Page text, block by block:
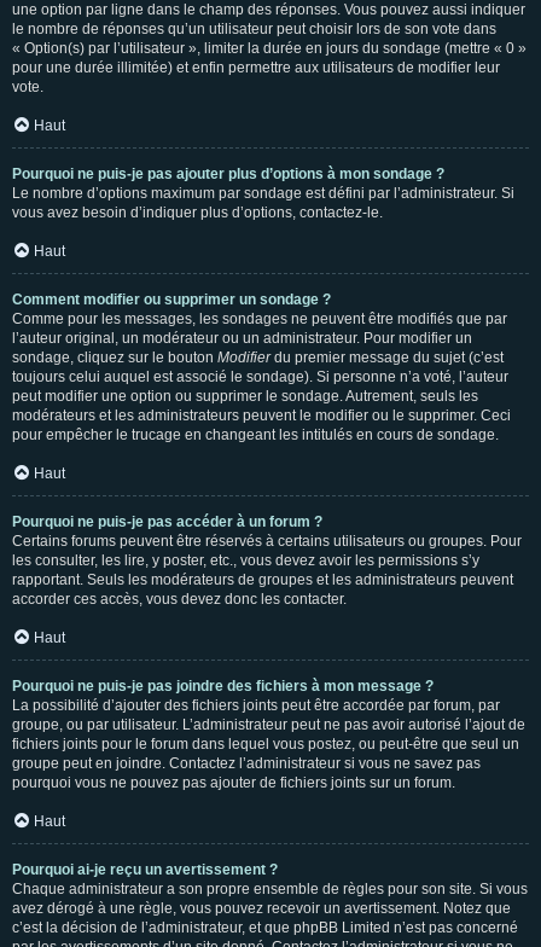
une option par ligne dans le champ des réponses. Vous pouvez aussi indiquer
le nombre de réponses qu’un utilisateur peut choisir lors de son vote dans
« Option(s) par l’utilisateur », limiter la durée en jours du sondage (mettre « 0 »
pour une durée illimitée) et enfin permettre aux utilisateurs de modifier leur
vote.
Haut
Pourquoi ne puis-je pas ajouter plus d’options à mon sondage ?
Le nombre d’options maximum par sondage est défini par l’administrateur. Si
vous avez besoin d’indiquer plus d’options, contactez-le.
Haut
Comment modifier ou supprimer un sondage ?
Comme pour les messages, les sondages ne peuvent être modifiés que par
l’auteur original, un modérateur ou un administrateur. Pour modifier un
sondage, cliquez sur le bouton Modifierdu premier message du sujet (c’est
toujours celui auquel est associé le sondage). Si personne n’a voté, l’auteur
peut modifier une option ou supprimer le sondage. Autrement, seuls les
modérateurs et les administrateurs peuvent le modifier ou le supprimer. Ceci
pour empêcher le trucage en changeant les intitulés en cours de sondage.
Haut
Pourquoi ne puis-je pas accéder à un forum ?
Certains forums peuvent être réservés à certains utilisateurs ou groupes. Pour
les consulter, les lire, y poster, etc., vous devez avoir les permissions s’y
rapportant. Seuls les modérateurs de groupes et les administrateurs peuvent
accorder ces accès, vous devez donc les contacter.
Haut
Pourquoi ne puis-je pas joindre des fichiers à mon message ?
La possibilité d’ajouter des fichiers joints peut être accordée par forum, par
groupe, ou par utilisateur. L’administrateur peut ne pas avoir autorisé l’ajout de
fichiers joints pour le forum dans lequel vous postez, ou peut-être que seul un
groupe peut en joindre. Contactez l’administrateur si vous ne savez pas
pourquoi vous ne pouvez pas ajouter de fichiers joints sur un forum.
Haut
Pourquoi ai-je reçu un avertissement ?
Chaque administrateur a son propre ensemble de règles pour son site. Si vous
avez dérogé à une règle, vous pouvez recevoir un avertissement. Notez que
c’est la décision de l’administrateur, et que phpBB Limited n’est pas concerné